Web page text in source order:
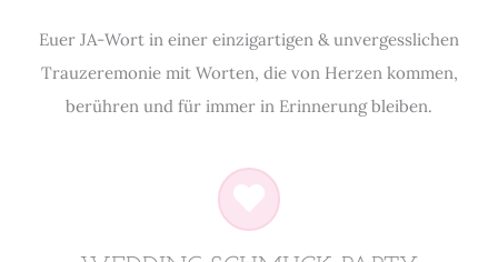
Euer JA-Wort in einer einzigartigen & unvergesslichen
Trauzeremonie mit Worten, die von Herzen kommen,
berühren und für immer in Erinnerung bleiben.